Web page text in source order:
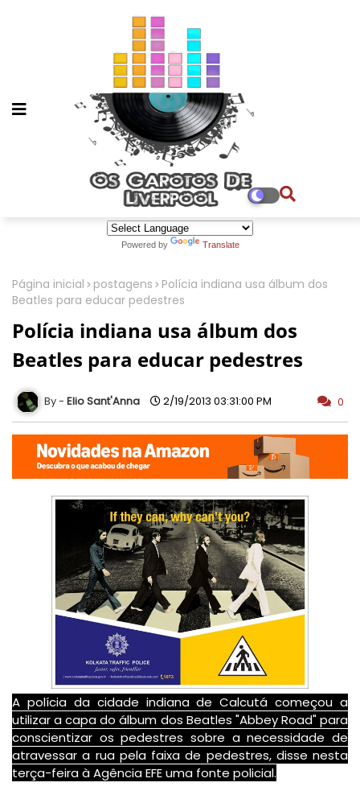
Powered by Translate
Página inicial postagens
Polícia indiana usa álbum dos
Beatles para educar pedestres
Polícia indiana usa álbum dos
Beatles para educar pedestres
Elio Sant'Anna 2/19/2013 03:31:00 PM 0
A polícia da cidade indiana de Calcutá começou a
utilizar a capa do álbum dos Beatles "Abbey Road" para
conscientizar os pedestres sobre a necessidade de
atravessar a rua pela faixa de pedestres, disse nesta
terça-feira à Agência EFE uma fonte policial.